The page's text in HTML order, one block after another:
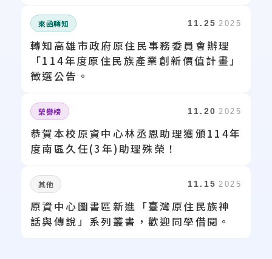
11.25 2025
來函轉知
轉知高雄市政府原住民事務委員會辦理
「114年度原住民族產業創新價值計畫」
徵選公告。
11.20 2025
榮譽榜
恭賀本校原資中心林丞恩助理獲頒114年
度南區久任(3年)助理殊榮！
11.15 2025
其他
原資中心圖書區新進「臺灣原住民族神
話與傳說」系列叢書，歡迎同學借閱。